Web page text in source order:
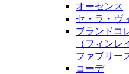
オーセンス
セ・ラ・ヴ
ブランドコ
（フィンレ
ファブリー
コーデ